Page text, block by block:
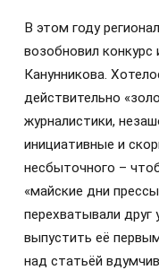
В этом году
возобновил
Канунникова.
действительно
журналистики,
инициативные и
несбыточного –
«майские дни
перехватывали
выпустить её
над статьёй